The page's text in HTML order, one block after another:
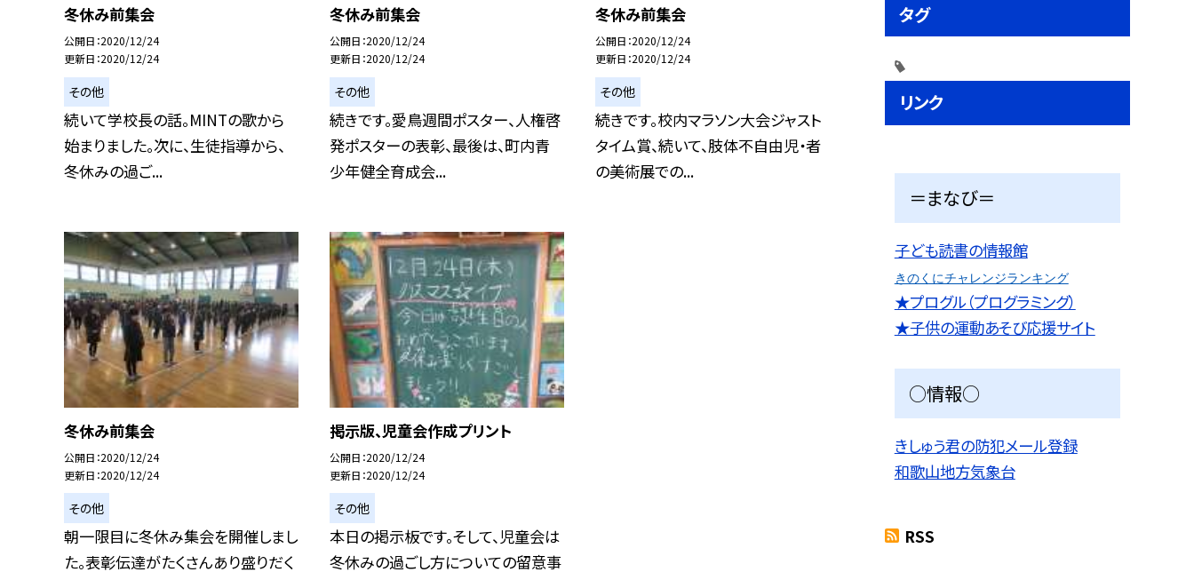
冬休み前集会
公開日 2020/12/24
更新日 2020/12/24
その他
続いて学校長の話。MINTの歌から
始まりました。次に、生徒指導から、
冬休みの過ご...
冬休み前集会
公開日 2020/12/24
更新日 2020/12/24
その他
続きです。愛鳥週間ポスター、人権啓
発ポスターの表彰、最後は、町内青
少年健全育成会...
冬休み前集会
公開日 2020/12/24
更新日 2020/12/24
その他
続きです。校内マラソン大会ジャスト
タイム賞、続いて、肢体不自由児・者
の美術展での...
冬休み前集会
公開日 2020/12/24
更新日 2020/12/24
その他
朝一限目に冬休み集会を開催しまし
た。表彰伝達がたくさんあり盛りだく
掲示版、児童会作成プリント
公開日 2020/12/24
更新日 2020/12/24
その他
本日の掲示板です。そして、児童会は
冬休みの過ごし方についての留意事
タグ
リンク
＝まなび＝
子ども読書の情報館
きのくにチャレンジランキング
★プログル（プログラミング）
★子供の運動あそび応援サイト
○情報○
きしゅう君の防犯メール登録
和歌山地方気象台
RSS